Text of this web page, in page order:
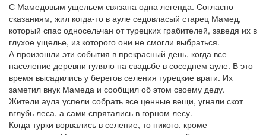
С Мамедовым ущельем связана одна легенда. Согласно
сказаниям, жил когда-то в ауле седовласый старец Мамед,
который спас односельчан от турецких грабителей, заведя их в
глухое ущелье, из которого они не смогли выбраться.
А произошли эти события в прекрасный день, когда все
население деревни гуляло на свадьбе в соседнем ауле. В это
время высадились у берегов селения турецкие враги. Их
заметил внук Мамеда и сообщил об этом своему деду.
Жители аула успели собрать все ценные вещи, угнали скот
вглубь леса, а сами спрятались в горном лесу.
Когда турки ворвались в селение, то никого, кроме